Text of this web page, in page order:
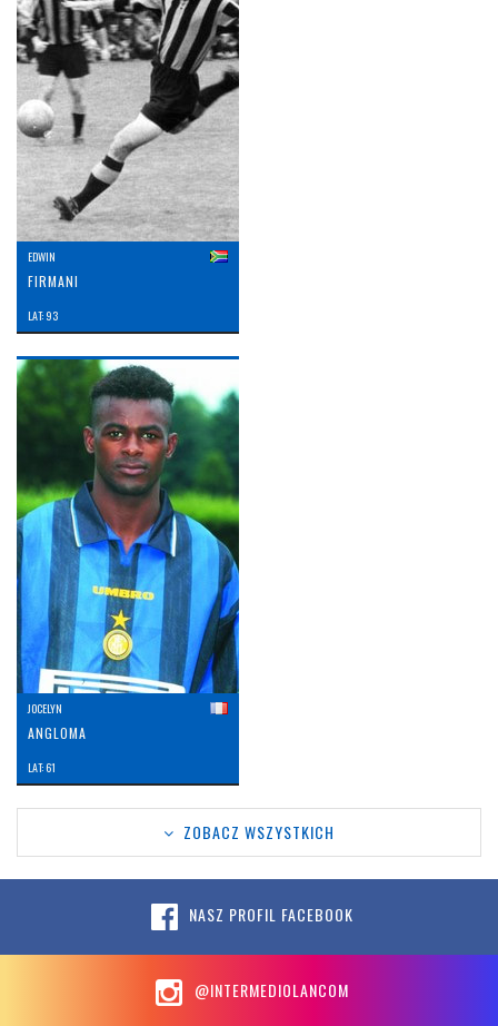
EDWIN
FIRMANI
LAT: 93
JOCELYN
ANGLOMA
LAT: 61
ZOBACZ WSZYSTKICH
NASZ PROFIL FACEBOOK
@INTERMEDIOLANCOM